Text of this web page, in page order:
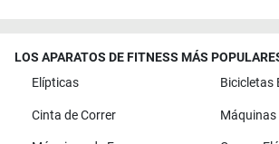
LOS APARATOS DE FITNESS MÁS
Elípticas
Bicicletas
Cinta de Correr Máquinas